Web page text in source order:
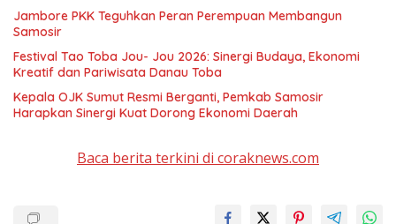
Jambore PKK Teguhkan Peran Perempuan Membangun
Samosir
Festival Tao Toba Jou- Jou 2026: Sinergi Budaya, Ekonomi
Kreatif dan Pariwisata Danau Toba
Kepala OJK Sumut Resmi Berganti, Pemkab Samosir
Harapkan Sinergi Kuat Dorong Ekonomi Daerah
Baca berita terkini di coraknews.com